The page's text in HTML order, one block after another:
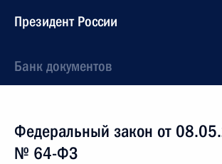
Президент России
Банк документов
Федеральный закон от
№ 64-ФЗ